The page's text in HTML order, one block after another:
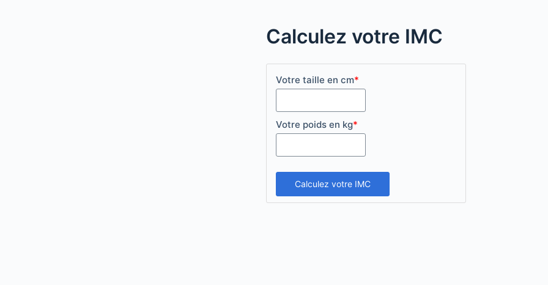
Calculez votre IMC
Votre taille en cm*
Votre poids en kg*
Calculez votre IMC